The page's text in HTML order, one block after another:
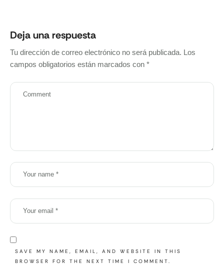
Deja una respuesta
Tu dirección de correo electrónico no será publicada. Los
campos obligatorios están marcados con *
SAVE MY NAME, EMAIL, AND WEBSITE IN THIS
BROWSER FOR THE NEXT TIME I COMMENT.